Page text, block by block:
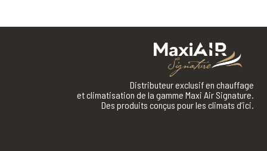
Distributeur exclusif en chauffage
et climatisation de la gamme Maxi Air Signature.
Des produits conçus pour les climats d’ici.